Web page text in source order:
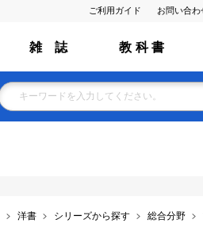
ご利用ガイド お問い合わ
雑 誌 教 科 書
洋書 シリーズから探す 総合分野